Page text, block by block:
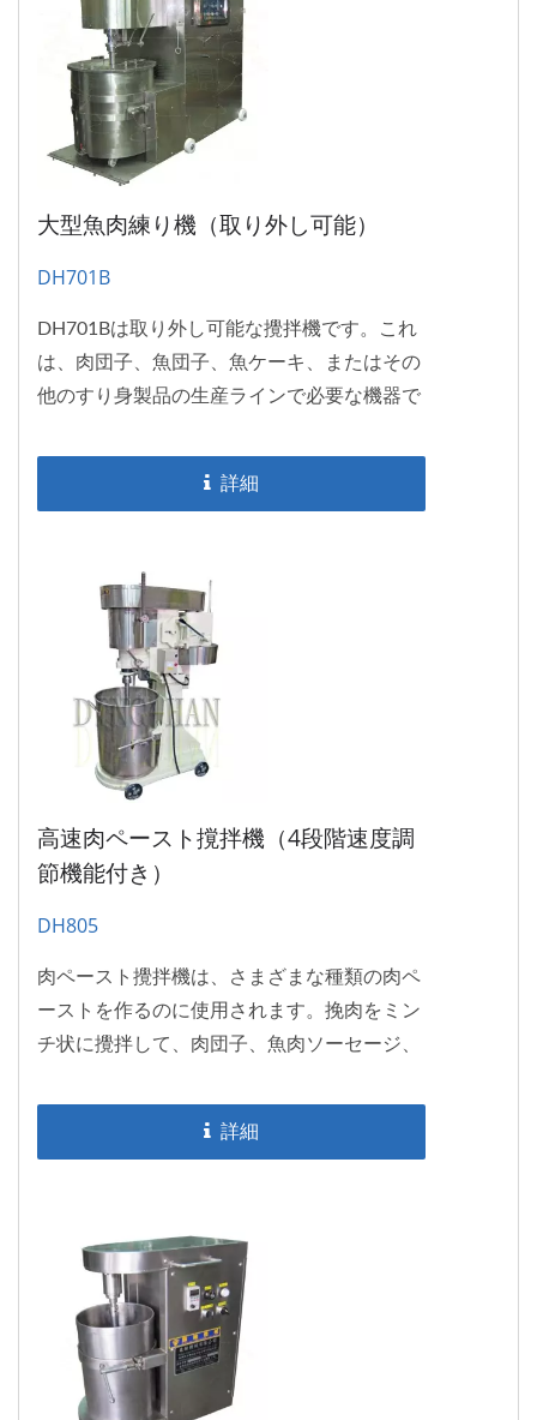
大型魚肉練り機（取り外し可能）
DH701B
DH701Bは取り外し可能な攪拌機です。これ
は、肉団子、魚団子、魚ケーキ、またはその
他のすり身製品の生産ラインで必要な機器で
を生産することができます。強力なねじり力
を持つDH701Bは、細切り/引き裂きTVP材料
詳細
高速肉ペースト撹拌機（4段階速度調
節機能付き）
DH805
肉ペースト攪拌機は、さまざまな種類の肉ペ
ーストを作るのに使用されます。挽肉をミン
チ状に攪拌して、肉団子、魚肉ソーセージ、
ます。同時に混ぜ合わせと調味もできます。
詳細